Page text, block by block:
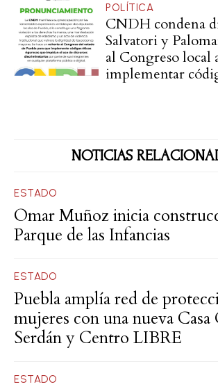
POLÍTICA
CNDH condena
Salvatori y
al Congreso local
implementar
NOTICIAS
ESTADO
Omar Muñoz inicia
Parque de las Infancias
ESTADO
Puebla amplía red de
mujeres con una nueva Casa
Serdán y Centro LIBRE
ESTADO